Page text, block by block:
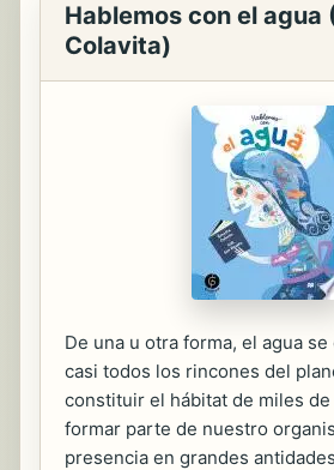
Hablemos con el agua
Colavita)
De una u otra forma, el agua
casi todos los rincones del
constituir el hábitat de miles
formar parte de nuestro
presencia en grandes